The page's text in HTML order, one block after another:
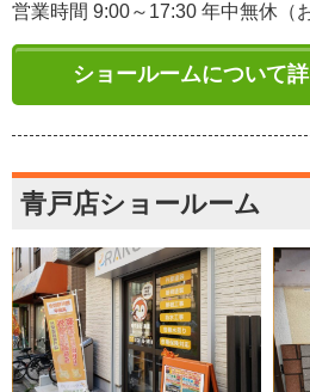
営業時間 9:00～17:30 年中無休（
ショールームについて
青戸店ショールーム